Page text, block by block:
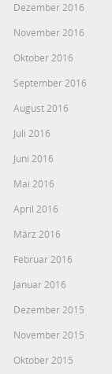
Dezember 2016
November 2016
Oktober 2016
September 2016
August 2016
Juli 2016
Juni 2016
Mai 2016
April 2016
März 2016
Februar 2016
Januar 2016
Dezember 2015
November 2015
Oktober 2015